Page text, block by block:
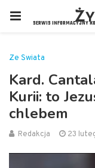
Ze Świata
Kard.
Kurii: to
chlebem
Redakcja 23